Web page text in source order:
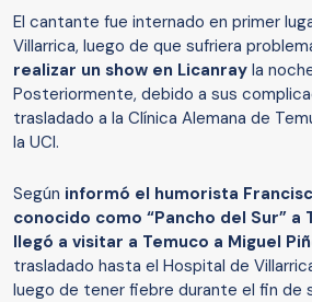
El cantante fue internado en primer
Villarrica, luego de que sufriera
realizar un show en Licanray la
Posteriormente, debido a sus
trasladado a la Clínica Alemana de
la UCI.
Según informó el humorista
conocido como “Pancho del Sur” a
llegó a visitar a Temuco a Miguel
trasladado hasta el Hospital de
luego de tener fiebre durante el fin de